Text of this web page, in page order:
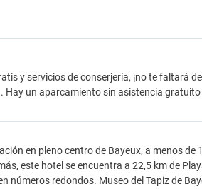
y servicios de conserjería, ¡no te faltará
Hay un aparcamiento sin asistencia
en pleno centro de Bayeux, a menos de
este hotel se encuentra a 22,5 km de
números redondos. Museo del Tapiz de